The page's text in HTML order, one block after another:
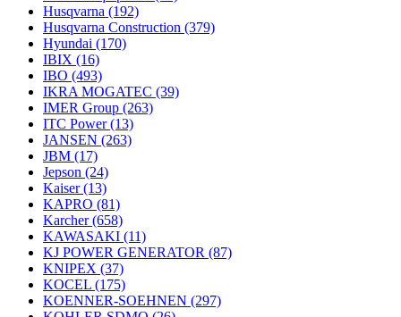
Husqvarna (192)
Husqvarna Construction (379)
Hyundai (170)
IBIX (16)
IBO (493)
IKRA MOGATEC (39)
IMER Group (263)
ITC Power(13)
JANSEN (263)
JBM (17)
Jepson (24)
Kaiser(13)
KAPRO (81)
Karcher(658)
KAWASAKI (11)
KJ POWER GENERATOR (87)
KNIPEX (37)
KOCEL (175)
KOENNER-SOEHNEN (297)